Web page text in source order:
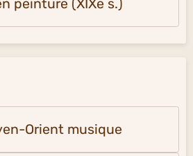
peinture (XIXe s.)
Orient musique